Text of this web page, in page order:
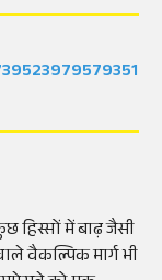
हिस्सों में बाढ़ जैसी
वैकल्पिक मार्ग भी